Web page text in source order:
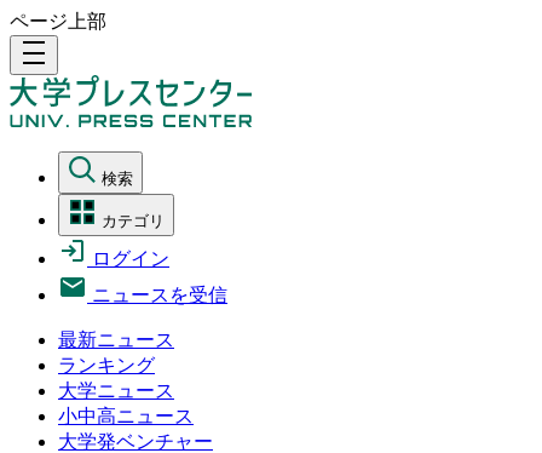
ページ上部
density_medium
検索
カテゴリ
ログイン
ニュースを受信
最新ニュース
ランキング
大学ニュース
小中高ニュース
大学発ベンチャー